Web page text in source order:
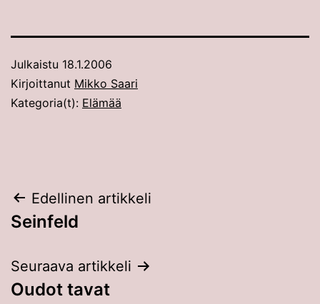
Julkaistu 18.1.2006
Kirjoittanut Mikko Saari
Kategoria(t): Elämää
Artikkelien
selaus
Edellinen artikkeli
Seinfeld
Seuraava artikkeli
Oudot tavat